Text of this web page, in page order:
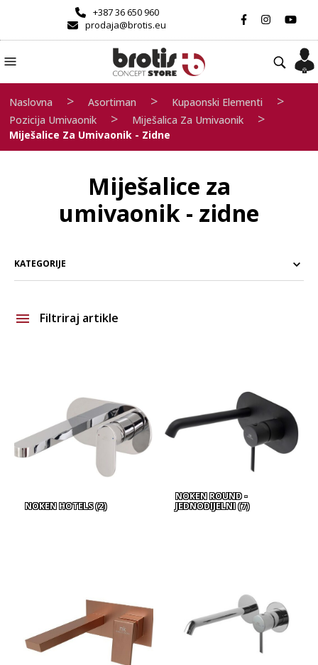
+387 36 650 960
prodaja@brotis.eu
Naslovna > Asortiman > Kupaonski Elementi >
Pozicija Umivaonik > Miješalica Za Umivaonik >
Miješalice Za Umivaonik - Zidne
Miješalice za
umivaonik - zidne
KATEGORIJE
Filtriraj artikle
Vrsta asortimana
NOKEN HOTELS(2)
NOKEN ROUND -
JEDNODIJELNI(7)